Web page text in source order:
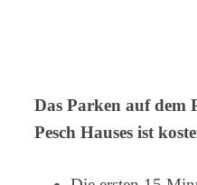
Das Parken auf dem
Pesch Hauses ist